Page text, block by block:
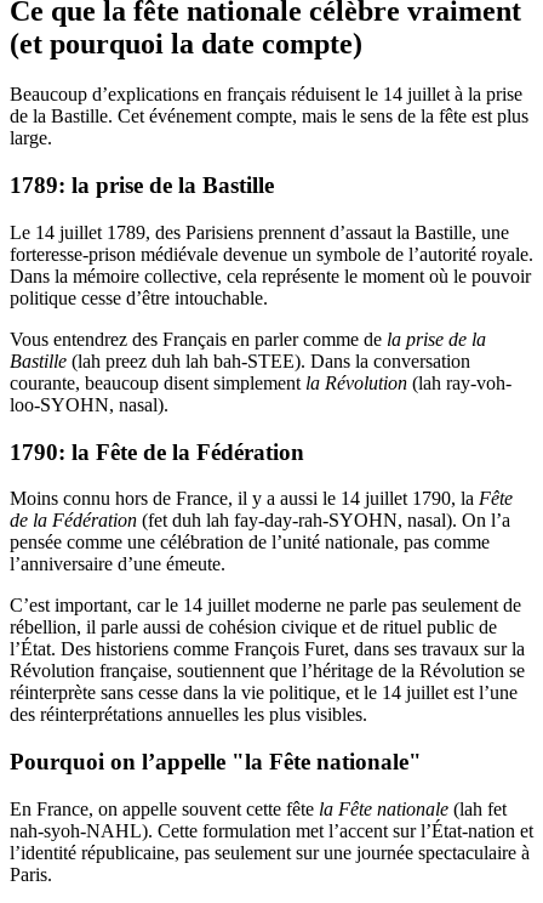
Ce que la fête nationale célèbre vraiment
(et pourquoi la date compte)
Beaucoup d’explications en français réduisent le 14 juillet à la prise
de la Bastille. Cet événement compte, mais le sens de la fête est plus
large.
1789: la prise de la Bastille
Le 14 juillet 1789, des Parisiens prennent d’assaut la Bastille, une
forteresse-prison médiévale devenue un symbole de l’autorité royale.
Dans la mémoire collective, cela représente le moment où le pouvoir
politique cesse d’être intouchable.
Vous entendrez des Français en parler comme de la prise de la
Bastille (lah preez duh lah bah-STEE). Dans la conversation
courante, beaucoup disent simplement la Révolution (lah ray-voh-
loo-SYOHN, nasal).
1790: la Fête de la Fédération
Moins connu hors de France, il y a aussi le 14 juillet 1790, la Fête
de la Fédération (fet duh lah fay-day-rah-SYOHN, nasal). On l’a
pensée comme une célébration de l’unité nationale, pas comme
l’anniversaire d’une émeute.
C’est important, car le 14 juillet moderne ne parle pas seulement de
rébellion, il parle aussi de cohésion civique et de rituel public de
l’État. Des historiens comme François Furet, dans ses travaux sur la
Révolution française, soutiennent que l’héritage de la Révolution se
réinterprète sans cesse dans la vie politique, et le 14 juillet est l’une
des réinterprétations annuelles les plus visibles.
Pourquoi on l’appelle "la Fête nationale"
En France, on appelle souvent cette fête la Fête nationale (lah fet
nah-syoh-NAHL). Cette formulation met l’accent sur l’État-nation et
l’identité républicaine, pas seulement sur une journée spectaculaire à
Paris.